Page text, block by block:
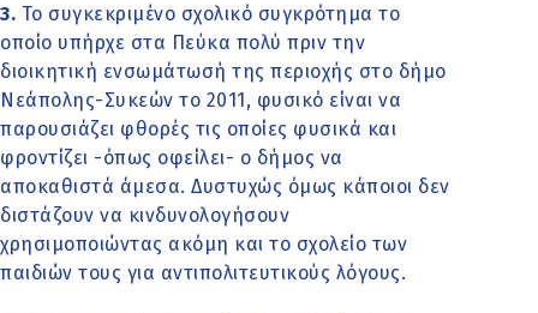
3. Το συγκεκριμένο σχολικό συγκρότημα το
οποίο υπήρχε στα Πεύκα πολύ πριν την
διοικητική ενσωμάτωσή της περιοχής στο δήμο
Νεάπολης-Συκεών το 2011, φυσικό είναι να
παρουσιάζει φθορές τις οποίες φυσικά και
φροντίζει -όπως οφείλει- ο δήμος να
αποκαθιστά άμεσα. Δυστυχώς όμως κάποιοι δεν
διστάζουν να κινδυνολογήσουν
χρησιμοποιώντας ακόμη και το σχολείο των
παιδιών τους για αντιπολιτευτικούς λόγους.